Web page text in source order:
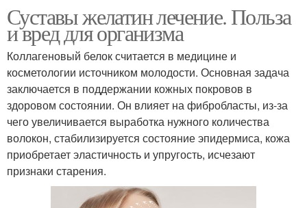
Суставы желатин лечение. Польза
и вред для организма
Коллагеновый белок считается в медицине и
косметологии источником молодости. Основная задача
заключается в поддержании кожных покровов в
здоровом состоянии. Он влияет на фибробласты, из-за
чего увеличивается выработка нужного количества
волокон, стабилизируется состояние эпидермиса, кожа
приобретает эластичность и упругость, исчезают
признаки старения.